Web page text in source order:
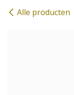
Alle producten